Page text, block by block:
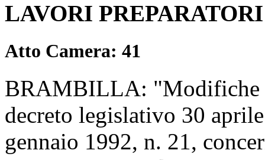
LAVORI
Atto Camera: 41
BRAMBILLA: "Modifiche
decreto legislativo 30
gennaio 1992, n. 21,